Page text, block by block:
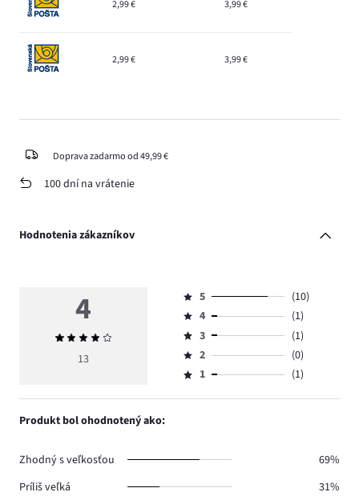
2,99 € 3,99 €
2,99 € 3,99 €
Doprava zadarmo od 49,99 €
100 dní na vrátenie
Hodnotenia zákazníkov
4
Priemerné
hodnotenie
13
Hodnotenie
5,
počet
hlasov
10.
5
(10)
Hodnotenie
4,
počet
hlasov
4
(1)
Hodnotenie
3,
počet
3
(1)
Hodnotenie
2,
2
(0)
Hodnotenie
1,
1 (1)
Produkt bol ohodnotený ako:
Zhodný s veľkosťou
69%
Príliš veľká
31%